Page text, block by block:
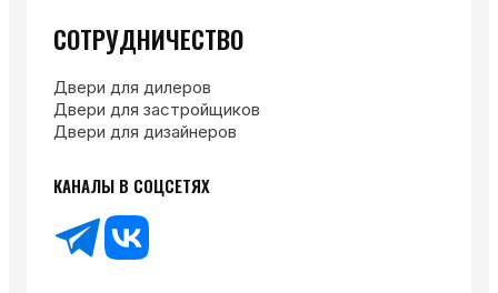
СОТРУДНИЧЕСТВО
Двери для дилеров
Двери для застройщиков
Двери для дизайнеров
КАНАЛЫ В СОЦСЕТЯХ